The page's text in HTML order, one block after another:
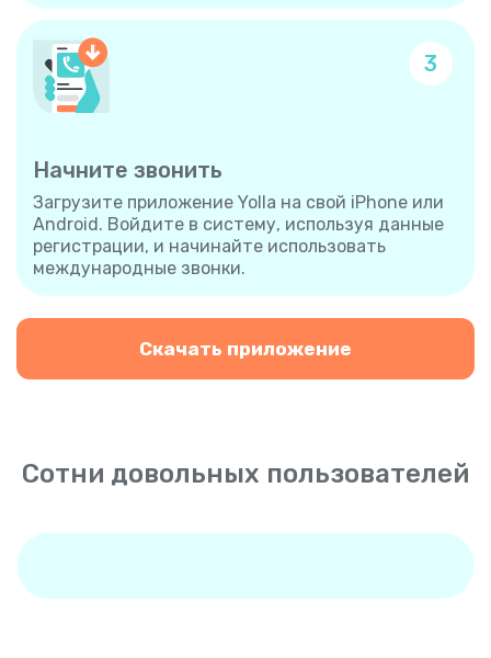
3
Начните звонить
Загрузите приложение Yolla на свой iPhone или
Android. Войдите в систему, используя данные
регистрации, и начинайте использовать
международные звонки.
Скачать приложение
Сотни довольных пользователей